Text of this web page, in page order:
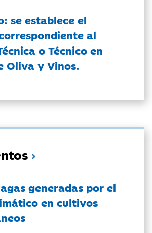
se establece el
al
o Técnico en
Oliva y Vinos.
generadas por el
en cultivos